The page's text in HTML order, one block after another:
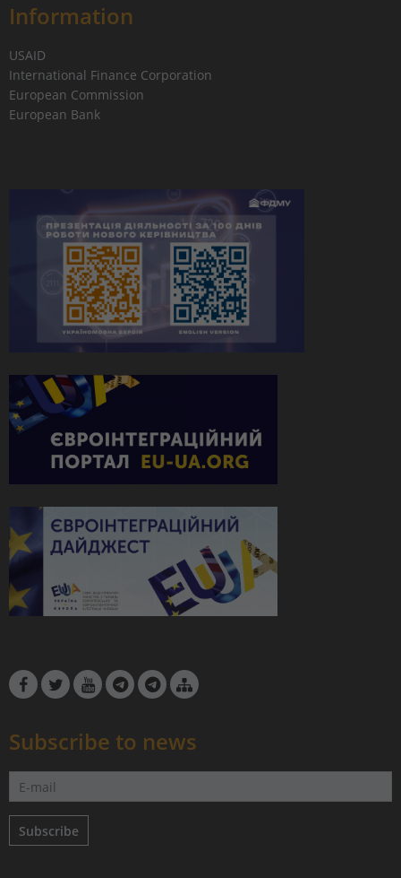
Information
USAID
International Finance Corporation
European Commission
European Bank
Subscribe to news
Subscribe